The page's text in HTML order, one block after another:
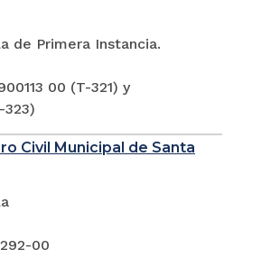
de Primera Instancia.
00 (T-321) y
323)
Civil Municipal de Santa
00